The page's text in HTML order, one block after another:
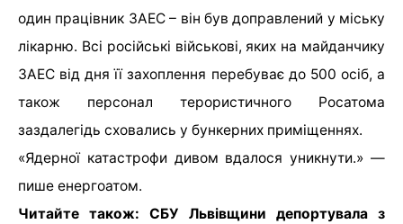
один працівник ЗАЕС – він був доправлений у міську
лікарню. Всі російські військові, яких на майданчику
ЗАЕС від дня її захоплення перебуває до 500 осіб, а
також персонал терористичного Росатома
заздалегідь сховались у бункерних приміщеннях.
«Ядерної катастрофи дивом вдалося уникнути.» —
пише енергоатом.
Читайте також: СБУ Львівщини депортувала з